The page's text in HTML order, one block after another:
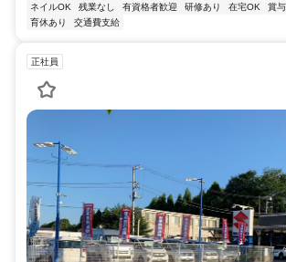
ネイルOK
残業なし 有資格者歓迎 研修あり 在宅OK 賞
育休あり
交通費支給
正社員